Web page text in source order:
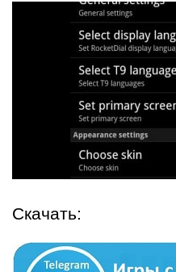
Скачать: